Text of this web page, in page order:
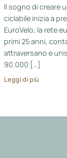
Northen
Italy
Center
Italy
Souther
Italy
Il sogno di creare
ciclabile inizia a
EuroVelo, la rete
primi 25 anni,
attraversano e
90.000 […]
Leggi di più